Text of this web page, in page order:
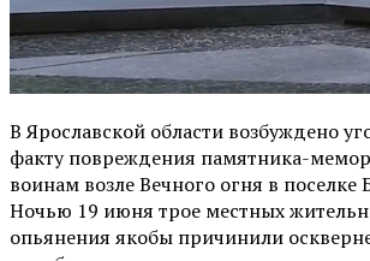
В Ярославской области возбуждено
факту повреждения памятника-
воинам возле Вечного огня в поселке
Ночью 19 июня трое местных
опьянения якобы причинили